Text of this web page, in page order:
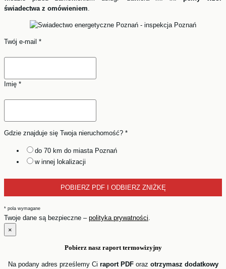
świadectwa z omówieniem.
Twój e-mail *
Imię *
Gdzie znajduje się Twoja nieruchomość? *
do 70 km do miasta Poznań
w innej lokalizacji
* pola wymagane
Twoje dane są bezpieczne – polityka prywatności.
×
Pobierz nasz raporttermowizyjny
Na podany adres prześlemy Ci raport PDForaz otrzymasz dodatkowy